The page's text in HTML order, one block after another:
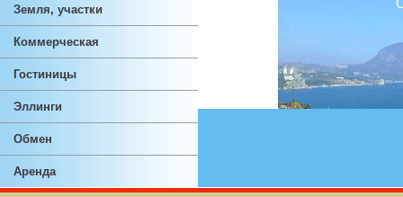
Земля, участки
Коммерческая
Гостиницы
Эллинги
Обмен
Аренда